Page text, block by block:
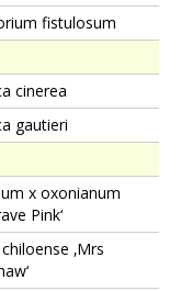
fistulosum
cinerea
gautieri
x oxonianum
Pink‘
‚Mrs